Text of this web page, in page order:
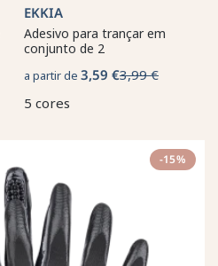
EKKIA
Adesivo para trançar em
conjunto de 2
a partir de 3,59 €3,99 €
5 cores
-15%